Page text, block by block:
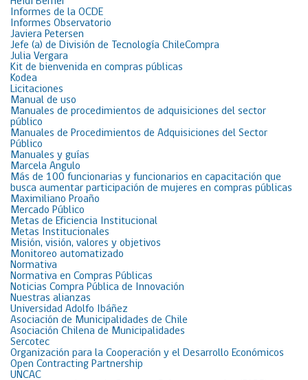
Informes de la OCDE
Informes Observatorio
Javiera Petersen
Jefe (a) de División de Tecnología ChileCompra
Julia Vergara
Kit de bienvenida en compras públicas
Kodea
Licitaciones
Manual de uso
Manuales de procedimientos de adquisiciones del sector
público
Manuales de Procedimientos de Adquisiciones del Sector
Público
Manuales y guías
Marcela Angulo
Más de 100 funcionarias y funcionarios en capacitación que
busca aumentar participación de mujeres en compras públicas
Maximiliano Proaño
Mercado Público
Metas de Eficiencia Institucional
Metas Institucionales
Misión, visión, valores y objetivos
Monitoreo automatizado
Normativa
Normativa en Compras Públicas
Noticias Compra Pública de Innovación
Nuestras alianzas
Universidad Adolfo Ibáñez
Asociación de Municipalidades de Chile
Asociación Chilena de Municipalidades
Sercotec
Organización para la Cooperación y el Desarrollo Económicos
Open Contracting Partnership
UNCAC